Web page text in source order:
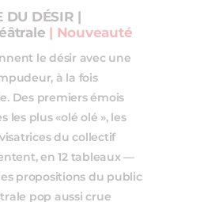
DU DÉSIR |
| Nouveauté
le désir avec une
à la fois
Des premiers émois
les plus «olé olé », les
du collectif
en 12 tableaux —
propositions du public
pop aussi crue